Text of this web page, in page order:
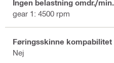
Ingen belastning omdr./min.
gear 1: 4500 rpm
Føringsskinne kompabilitet
Nej